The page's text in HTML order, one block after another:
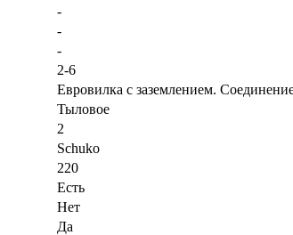
-
-
-
2-6
Евровилка с заземлением.
Тыловое
2
Schuko
220
Есть
Нет
Да